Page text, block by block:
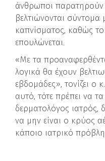
άνθρωποι παρατηρούν
βελτιώνονται
καπνίσματος, καθώς το
επουλώνεται.
«Με τα
λογικά θα έχουν
εβδομάδες», τονίζει ο
αυτό, τότε πρέπει να
δερματολόγος ιατρός,
να μην είναι ο κρύος
κάποιο ιατρικό